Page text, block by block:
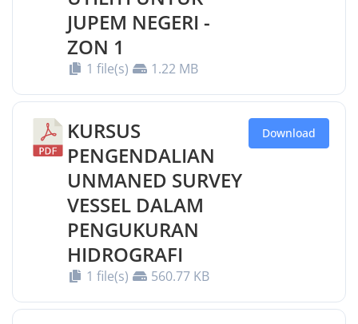
JUPEM NEGERI -
ZON 1
1 file(s) 1.22 MB
KURSUS
PENGENDALIAN
UNMANED SURVEY
VESSEL DALAM
PENGUKURAN
HIDROGRAFI
1 file(s) 560.77 KB
Download